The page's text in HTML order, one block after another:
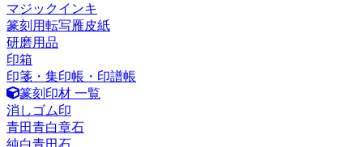
マジックインキ
篆刻用転写雁皮紙
研磨用品
印箱
印箋・集印帳・印譜帳
篆刻印材 一覧
消しゴム印
青田青白章石
純白青田石